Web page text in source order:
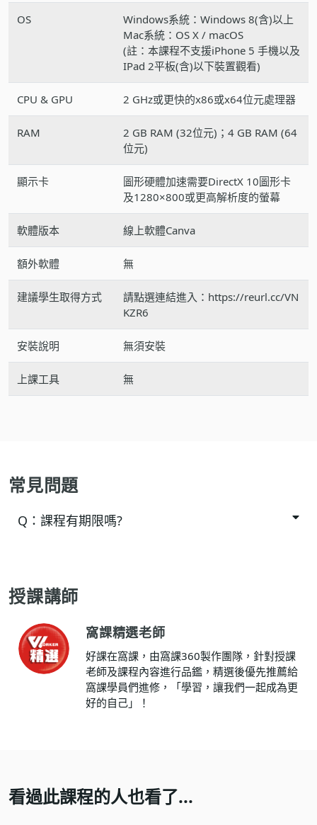
OS
Windows系統：Windows 8(含)以上
Mac系統：OS X / macOS
(註：本課程不支援iPhone 5 手機以及
IPad 2平板(含)以下裝置觀看)
CPU & GPU 2 GHz或更快的x86或x64位元處理器
RAM
2 GB RAM (32位元)；4 GB RAM (64
位元)
顯示卡
圖形硬體加速需要DirectX 10圖形卡
及1280×800或更高解析度的螢幕
軟體版本 線上軟體Canva
額外軟體 無
建議學生取得方式
請點選連結進入：https://reurl.cc/VN
KZR6
安裝說明 無須安裝
上課工具 無
常見問題
Q： 課程有期限嗎?
授課講師
窩課精選老師
好課在窩課，由窩課360製作團隊，針對授課
老師及課程內容進行品鑑，精選後優先推薦給
窩課學員們進修，「學習，讓我們一起成為更
好的自己」！
看過此課程的人也看了...